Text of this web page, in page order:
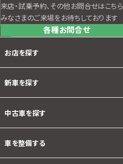
来店・試乗予約、その他お問合せはこちら
みなさまのご来場をお待ちしております
各種お問合せ
お店を探す
新車を探す
中古車を探す
車を整備する